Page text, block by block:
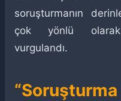
soruşturmanın
çok yönlü
vurgulandı.